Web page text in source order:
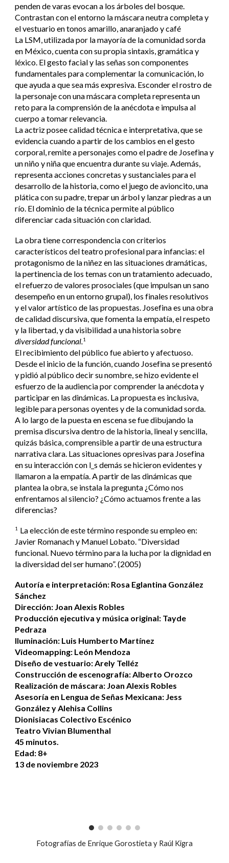
penden de varas evocan a los árboles del bosque.
Contrastan con el entorno la máscara neutra completa y
el vestuario en tonos amarillo, anaranjado y café
La LSM, utilizada por la mayoría de la comunidad sorda
en México, cuenta con su propia sintaxis, gramática y
léxico. El gesto facial y las señas son componentes
fundamentales para complementar la comunicación, lo
que ayuda a que sea más expresiva. Esconder el rostro de
la personaje con una máscara completa representa un
reto para la comprensión de la anécdota e impulsa al
cuerpo a tomar relevancia.
La actriz posee calidad técnica e interpretativa, que se
evidencia cuando a partir de los cambios en el gesto
corporal, remite a personajes como el padre de Josefina y
un niño y niña que encuentra durante su viaje. Además,
representa acciones concretas y sustanciales para el
desarrollo de la historia, como el juego de avioncito, una
plática con su padre, trepar un árbol y lanzar piedras a un
río. El dominio de la técnica permite al público
diferenciar cada situación con claridad.
La obra tiene correspondencia con criterios
característicos del teatro profesional para infancias: el
protagonismo de la niñez en las situaciones dramáticas,
la pertinencia de los temas con un tratamiento adecuado,
el refuerzo de valores prosociales (que impulsan un sano
desempeño en un entorno grupal), los finales resolutivos
y el valor artístico de las propuestas. Josefina es una obra
de calidad discursiva, que fomenta la empatía, el respeto
y la libertad, y da visibilidad a una historia sobre
diversidad funcional.1
El recibimiento del público fue abierto y afectuoso.
Desde el inicio de la función, cuando Josefina se presentó
y pidió al público decir su nombre, se hizo evidente el
esfuerzo de la audiencia por comprender la anécdota y
participar en las dinámicas. La propuesta es inclusiva,
legible para personas oyentes y de la comunidad sorda.
A lo largo de la puesta en escena se fue dibujando la
premisa discursiva dentro de la historia, lineal y sencilla,
quizás básica, comprensible a partir de una estructura
narrativa clara. Las situaciones opresivas para Josefina
en su interacción con l_s demás se hicieron evidentes y
llamaron a la empatía. A partir de las dinámicas que
plantea la obra, se instala la pregunta ¿Cómo nos
enfrentamos al silencio? ¿Cómo actuamos frente a las
diferencias?
1 La elección de este término responde su empleo en:
Javier Romanach y Manuel Lobato. “Diversidad
funcional. Nuevo término para la lucha por la dignidad en
la diversidad del ser humano”. (2005)
Autoría e interpretación: Rosa Eglantina González
Sánchez
Dirección: Joan Alexis Robles
Producción ejecutiva y música original: Tayde
Pedraza
Iluminación: Luis Humberto Martínez
Videomapping: León Mendoza
Diseño de vestuario: Arely Telléz
Construcción de escenografía: Alberto Orozco
Realización de máscara: Joan Alexis Robles
Asesoría en Lengua de Señas Mexicana: Jess
González y Alehisa Collins
Dionisiacas Colectivo Escénico
Teatro Vivian Blumenthal
45 minutos.
Edad: 8+
13 de noviembre 2023
Fotografías de Enrique Gorostieta y Raúl Kigra